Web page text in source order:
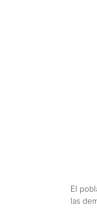
El
las